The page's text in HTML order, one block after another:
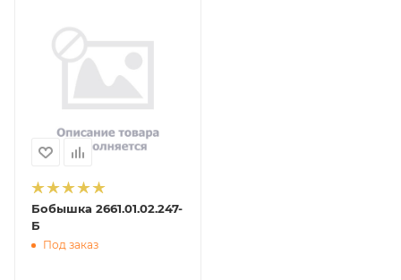
Бобышка 2661.01.02.247-
Б
Под заказ